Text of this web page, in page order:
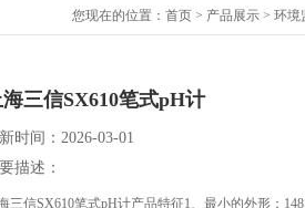
您现在的位置： 首页 > 产品展示 > 环境
三信SX610笔式pH计
时间：2026-03-01
描述：
三信SX610笔式pH计产品特征1、最小的外形：